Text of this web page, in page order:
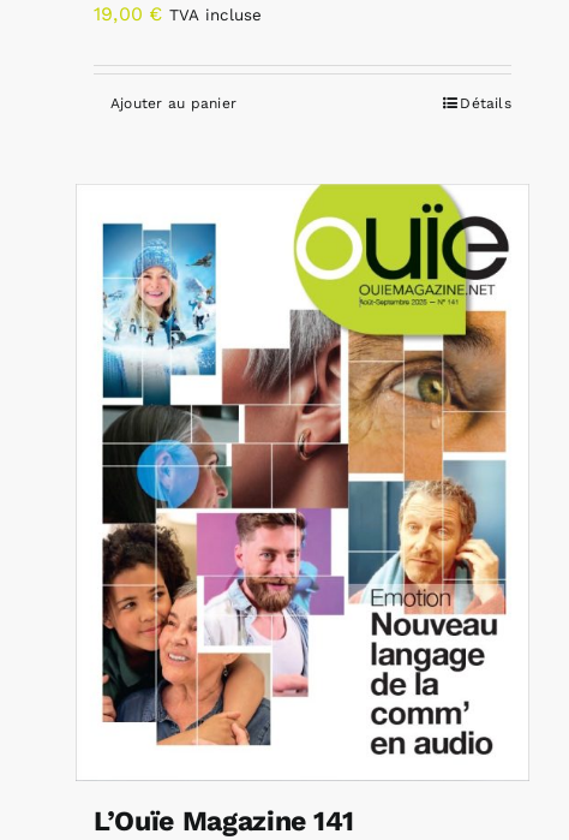
19,00 € TVA incluse
Ajouter au panier Détails
L’Ouïe Magazine 141